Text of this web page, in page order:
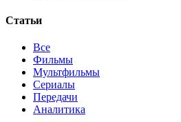
Статьи
Все
Фильмы
Мультфильмы
Сериалы
Передачи
Аналитика